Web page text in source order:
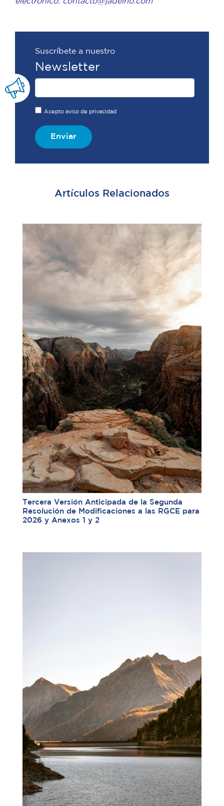
Suscríbete a nuestro
Newsletter
Acepto aviso de privacidad
Enviar
Artículos Relacionados
Tercera Versión Anticipada de la Segunda
Resolución de Modificaciones a las RGCE para
2026 y Anexos 1 y 2